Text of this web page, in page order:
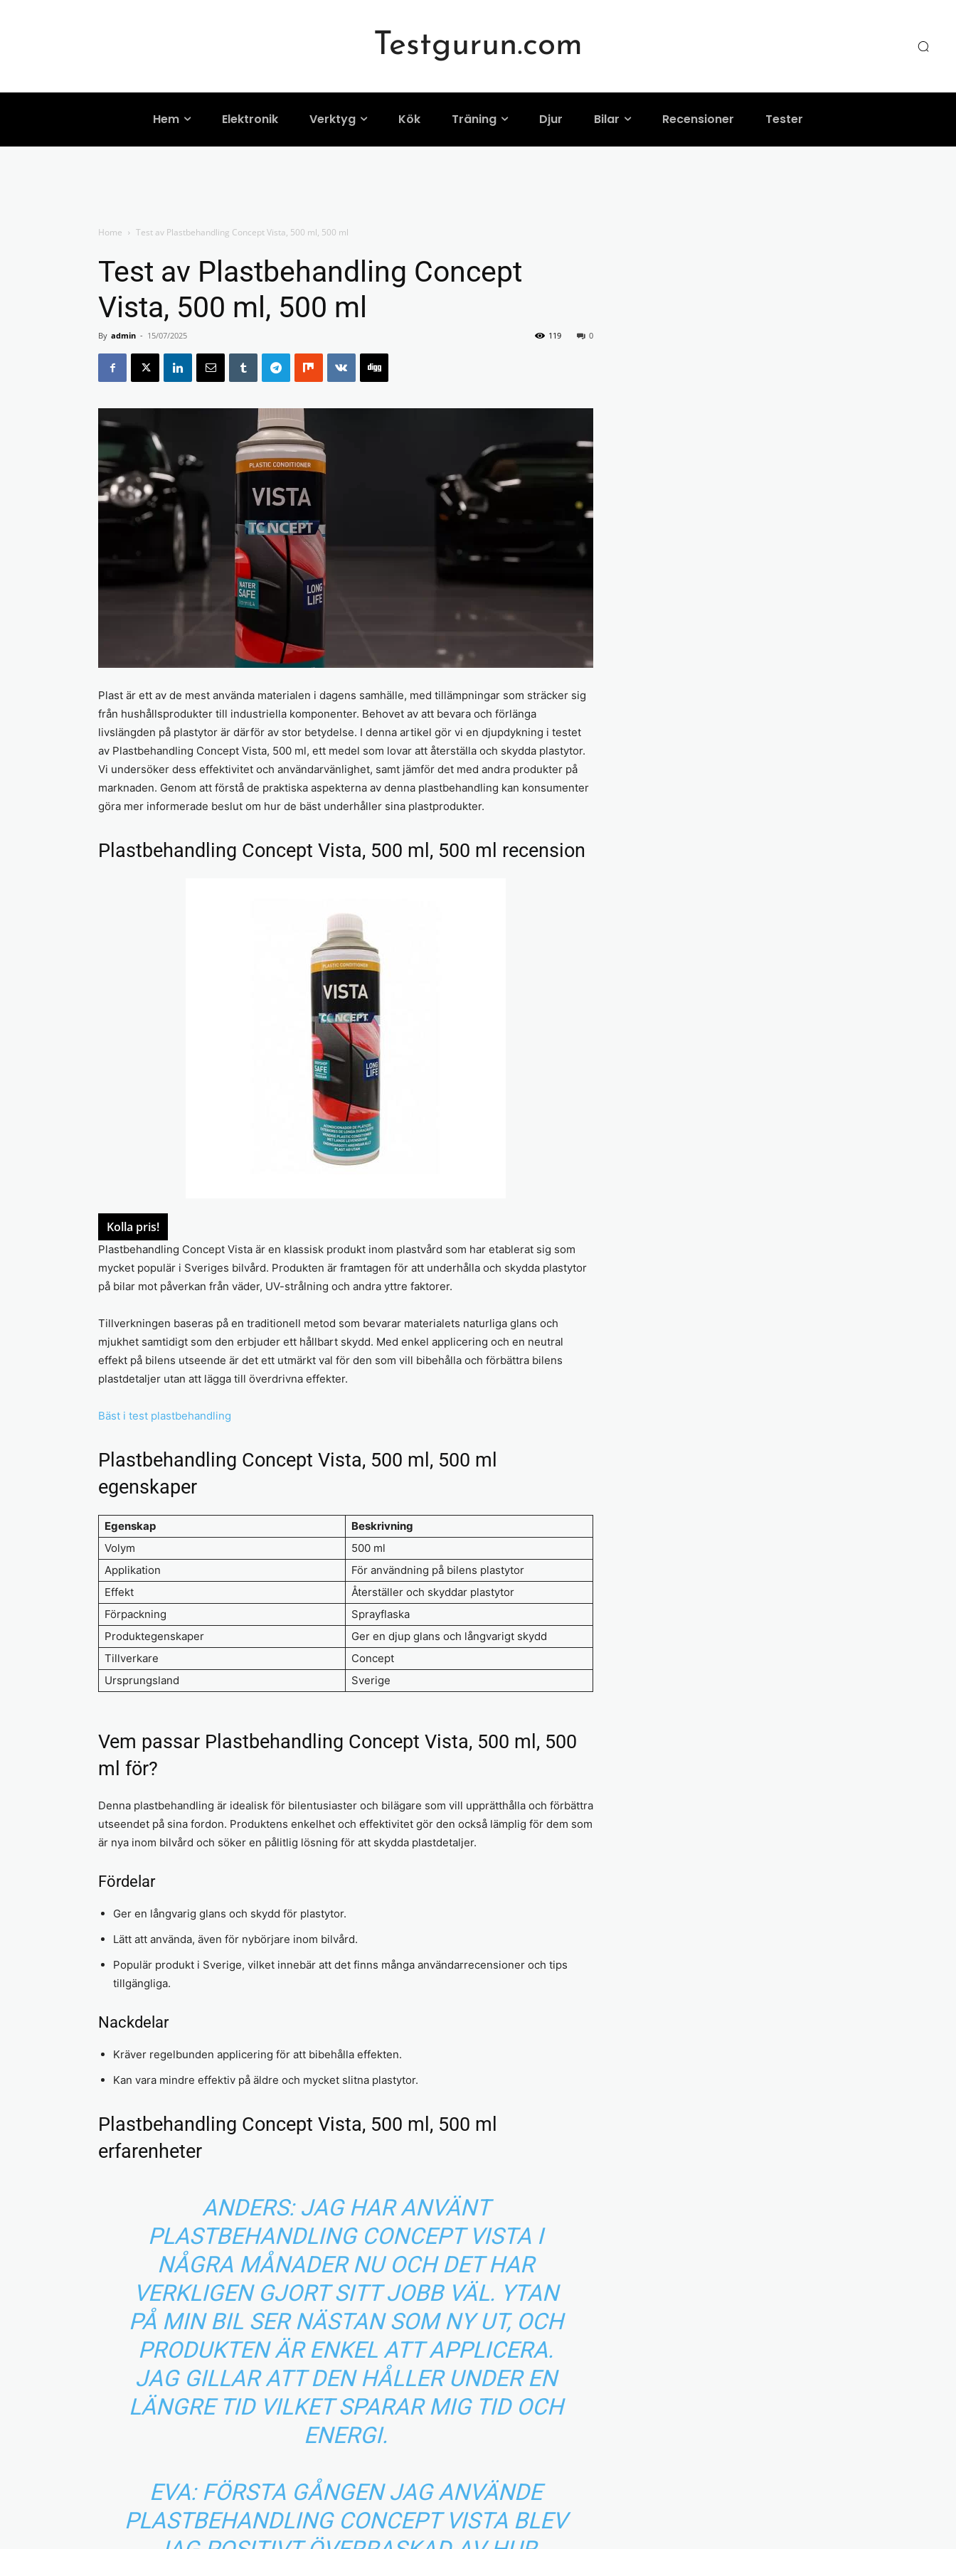
Testgurun.com
Hem Elektronik Verktyg Kök Träning Djur Bilar Recensioner Tester
Home Test av Plastbehandling Concept Vista, 500 ml, 500 ml
Test av Plastbehandling Concept
Vista, 500 ml, 500 ml
By admin - 15/07/2025 0
119
Plast är ett av de mest använda materialen i dagens samhälle, med tillämpningar som sträcker sig
från hushållsprodukter till industriella komponenter. Behovet av att bevara och förlänga
livslängden på plastytor är därför av stor betydelse. I denna artikel gör vi en djupdykning i testet
av Plastbehandling Concept Vista, 500 ml, ett medel som lovar att återställa och skydda plastytor.
Vi undersöker dess effektivitet och användarvänlighet, samt jämför det med andra produkter på
marknaden. Genom att förstå de praktiska aspekterna av denna plastbehandling kan konsumenter
göra mer informerade beslut om hur de bäst underhåller sina plastprodukter.
Plastbehandling Concept Vista, 500 ml, 500 ml recension
Kolla pris!
Plastbehandling Concept Vista är en klassisk produkt inom plastvård som har etablerat sig som
mycket populär i Sveriges bilvård. Produkten är framtagen för att underhålla och skydda plastytor
på bilar mot påverkan från väder, UV-strålning och andra yttre faktorer.
Tillverkningen baseras på en traditionell metod som bevarar materialets naturliga glans och
mjukhet samtidigt som den erbjuder ett hållbart skydd. Med enkel applicering och en neutral
effekt på bilens utseende är det ett utmärkt val för den som vill bibehålla och förbättra bilens
plastdetaljer utan att lägga till överdrivna effekter.
Bäst i test plastbehandling
Plastbehandling Concept Vista, 500 ml, 500 ml
egenskaper
Egenskap
Beskrivning
Volym
500 ml
Applikation
För användning på bilens plastytor
Effekt
Återställer och skyddar plastytor
Förpackning
Sprayflaska
Produktegenskaper
Ger en djup glans och långvarigt skydd
Tillverkare
Concept
Ursprungsland
Sverige
Vem passar Plastbehandling Concept Vista, 500 ml, 500
ml för?
Denna plastbehandling är idealisk för bilentusiaster och bilägare som vill upprätthålla och förbättra
utseendet på sina fordon. Produktens enkelhet och effektivitet gör den också lämplig för dem som
är nya inom bilvård och söker en pålitlig lösning för att skydda plastdetaljer.
Fördelar
Ger en långvarig glans och skydd för plastytor.
Lätt att använda, även för nybörjare inom bilvård.
Populär produkt i Sverige, vilket innebär att det finns många användarrecensioner och tips
tillgängliga.
Nackdelar
Kräver regelbunden applicering för att bibehålla effekten.
Kan vara mindre effektiv på äldre och mycket slitna plastytor.
Plastbehandling Concept Vista, 500 ml, 500 ml
erfarenheter
ANDERS: JAG HAR ANVÄNT
PLASTBEHANDLING CONCEPT VISTA I
NÅGRA MÅNADER NU OCH DET HAR
VERKLIGEN GJORT SITT JOBB VÄL. YTAN
PÅ MIN BIL SER NÄSTAN SOM NY UT, OCH
PRODUKTEN ÄR ENKEL ATT APPLICERA.
JAG GILLAR ATT DEN HÅLLER UNDER EN
LÄNGRE TID VILKET SPARAR MIG TID OCH
ENERGI.
EVA: FÖRSTA GÅNGEN JAG ANVÄNDE
PLASTBEHANDLING CONCEPT VISTA BLEV